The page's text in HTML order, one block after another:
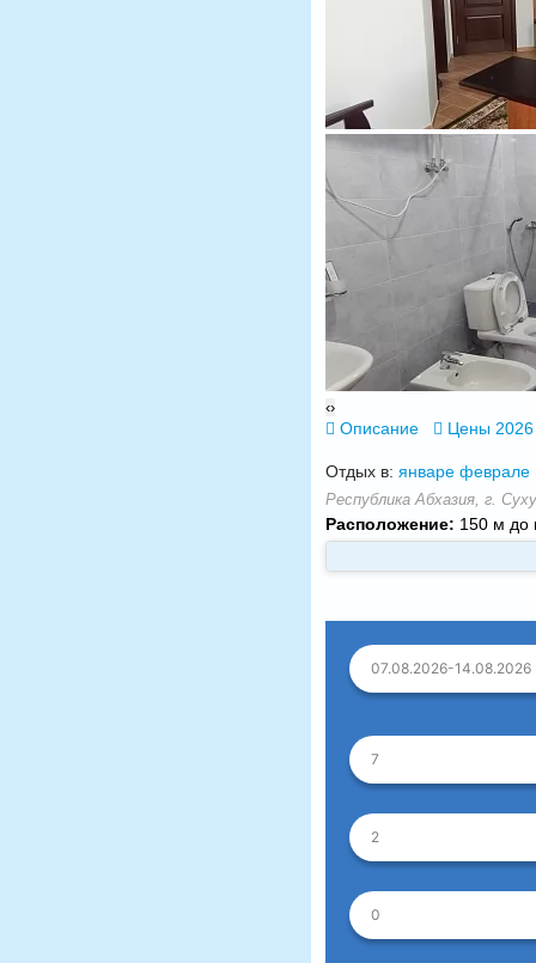
‹›
Описание Цены
Отдых в: январе феврале
Республика Абхазия, г.
Расположение: 150 м до
07.08.2026-14.08.2026
7
2
0